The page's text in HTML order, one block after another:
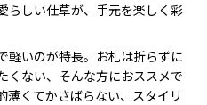
らしい仕草が、手元を楽しく彩
軽いのが特長。お札は折らずに
くない、そんな方におススメで
薄くてかさばらない、スタイリ